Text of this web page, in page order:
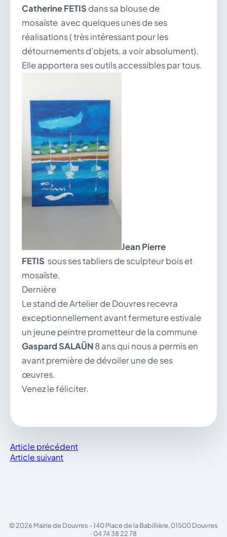
Catherine FETIS dans sa blouse de
mosaïste avec quelques unes de ses
réalisations ( très intéressant pour les
détournements d’objets, a voir absolument).
Elle apportera ses outils accessibles par tous.
Jean Pierre
FETIS sous ses tabliers de sculpteur bois et
mosaïste.
Dernière
Le stand de Artelier de Douvres recevra
exceptionnellement avant fermeture estivale
un jeune peintre prometteur de la commune
Gaspard SALAÜN 8 ans qui nous a permis en
avant première de dévoiler une de ses
œuvres.
Venez le féliciter.
Article précédent
Article suivant
© 2026 Mairie de Douvres - 140 Place de la Babillière, 01500 Douvres
· 04 74 38 22 78